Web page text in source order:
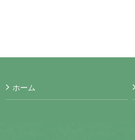
ホーム